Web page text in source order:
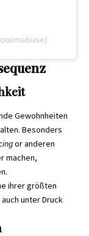
Gewohnheiten
Besonders
or anderen
machen,
ihrer größten
unter Druck